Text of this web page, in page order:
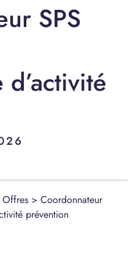
SPS
Offres > Coordonnateur
prévention